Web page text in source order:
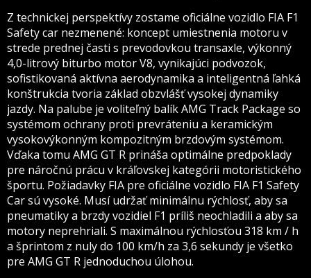
Z technickej perspektívy zostame oficiálne vozidlo FIA F1
Safety car nezmenené: koncept umiestnenia motoru v
strede prednej časti s prevodovkou transaxle, výkonný
4,0-litrový biturbo motor V8, vynikajúci podvozok,
sofistikovaná aktívna aerodynamika a inteligentná ľahká
konštrukcia tvoria základ obzvlášť vysokej dynamiky
jazdy. Na palube je voliteľný balík AMG Track Package so
systémom ochrany proti prevráteniu a keramickým
vysokovýkonným kompozitným brzdovým systémom.
Vďaka tomu AMG GT R prináša optimálne predpoklady
pre náročnú prácu v kráľovskej kategórii motoristického
športu. Požiadavky FIA pre oficiálne vozidlo FIA F1 Safety
Car sú vysoké. Musí udržať minimálnu rýchlosť, aby sa
pneumatiky a brzdy vozidiel F1 príliš neochladili a aby sa
motory neprehriali. S maximálnou rýchlosťou 318 km / h
a šprintom z nuly do 100 km/h za 3,6 sekundy je všetko
pre AMG GT R jednoduchou úlohou.